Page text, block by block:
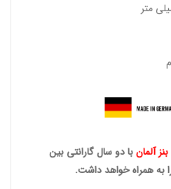
بنز آلمانبا دو سال گارانتی بین
به همراه خواهد داشت.